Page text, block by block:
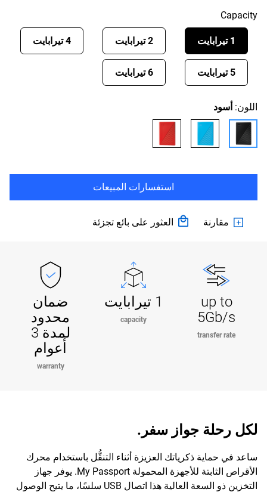
Capacity
1 تيرابايت 2 تيرابايت 4 تيرابايت
5 تيرابايت 6 تيرابايت
اللون: أسود
استفسارات المبيعات
مقارنة العثور على بائع تجزئة
up to
5Gb/s
transfer rate
1 تيرابايت
capacity
ضمان
محدود
لمدة 3
أعوام
warranty
لكل رحلة جواز سفر.
ساعد في حماية ذكرياتك العزيزة أثناء التنقُّل باستخدام محرك
الأقراص الثابتة للأجهزة المحمولة My Passport. يوفر جهاز
التخزين ذو السعة العالية هذا اتصال USB سلسًا، ما يتيح الوصول